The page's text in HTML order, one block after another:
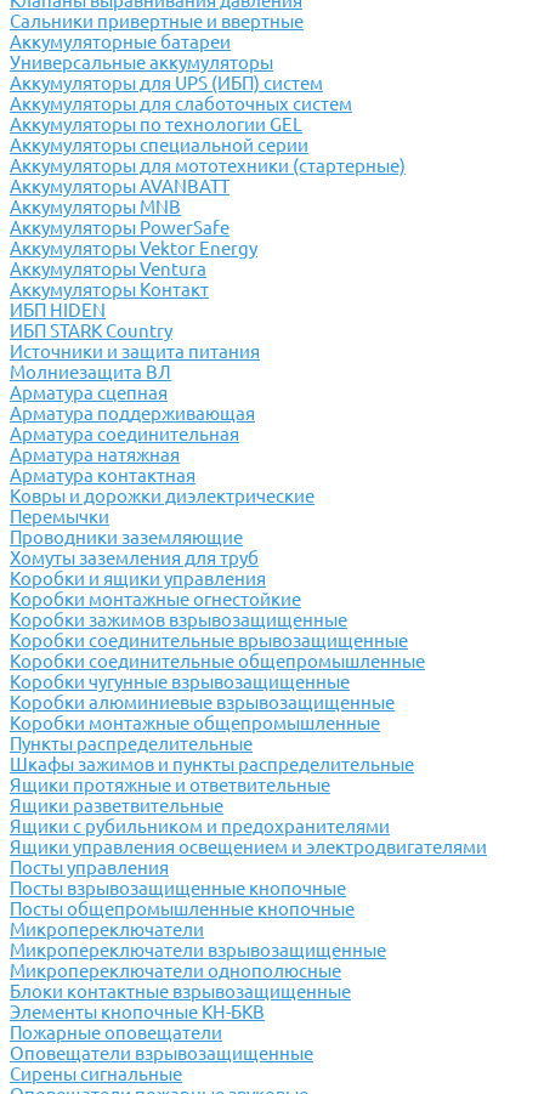
Сальники привертные и ввертные
Аккумуляторные батареи
Универсальные аккумуляторы
Аккумуляторы для UPS (ИБП) систем
Аккумуляторы для слаботочных систем
Аккумуляторы по технологии GEL
Аккумуляторы специальной серии
Аккумуляторы для мототехники (стартерные)
Аккумуляторы AVANBATT
Аккумуляторы MNB
Аккумуляторы PowerSafe
Аккумуляторы Vektor Energy
Аккумуляторы Ventura
Аккумуляторы Контакт
ИБП HIDEN
ИБП STARK Country
Источники и защита питания
Молниезащита ВЛ
Арматура сцепная
Арматура поддерживающая
Арматура соединительная
Арматура натяжная
Арматура контактная
Ковры и дорожки диэлектрические
Перемычки
Проводники заземляющие
Хомуты заземления для труб
Коробки и ящики управления
Коробки монтажные огнестойкие
Коробки зажимов взрывозащищенные
Коробки соединительные врывозащищенные
Коробки соединительные общепромышленные
Коробки чугунные взрывозащищенные
Коробки алюминиевые взрывозащищенные
Коробки монтажные общепромышленные
Пункты распределительные
Шкафы зажимов и пункты распределительные
Ящики протяжные и ответвительные
Ящики разветвительные
Ящики с рубильником и предохранителями
Ящики управления освещением и электродвигателями
Посты управления
Посты взрывозащищенные кнопочные
Посты общепромышленные кнопочные
Микропереключатели
Микропереключатели взрывозащищенные
Микропереключатели однополюсные
Блоки контактные взрывозащищенные
Элементы кнопочные КН-БКВ
Пожарные оповещатели
Оповещатели взрывозащищенные
Сирены сигнальные